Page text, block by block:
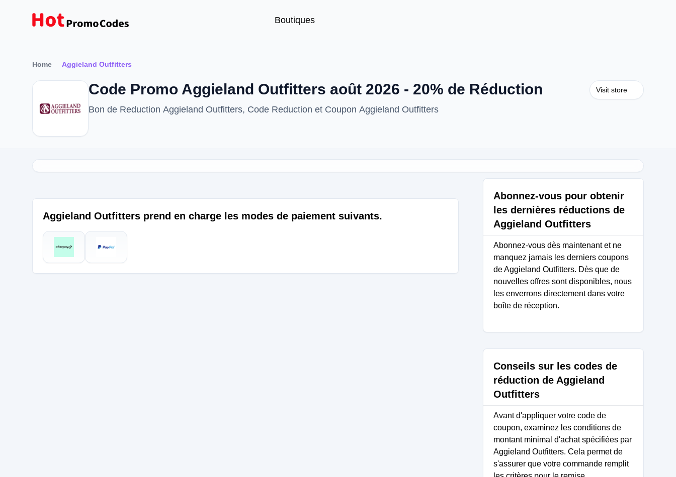
Boutiques
Home Aggieland Outfitters
Code Promo Aggieland Outfitters août 2026 - 20% de Réduction
Bon de Reduction Aggieland Outfitters, Code Reduction et Coupon Aggieland Outfitters
Visit store
Aggieland Outfitters prend en charge les modes de paiement suivants.
Abonnez-vous pour obtenir
les dernières réductions de
Aggieland Outfitters
Abonnez-vous dès maintenant et ne
manquez jamais les derniers coupons
de Aggieland Outfitters. Dès que de
nouvelles offres sont disponibles, nous
les enverrons directement dans votre
boîte de réception.
Conseils sur les codes de
réduction de Aggieland
Outfitters
Avant d'appliquer votre code de
coupon, examinez les conditions de
montant minimal d'achat spécifiées par
Aggieland Outfitters. Cela permet de
s'assurer que votre commande remplit